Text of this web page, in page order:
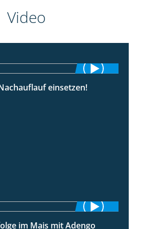
Video
1:32
einsetzen!
1:22
im Mais mit Adengo